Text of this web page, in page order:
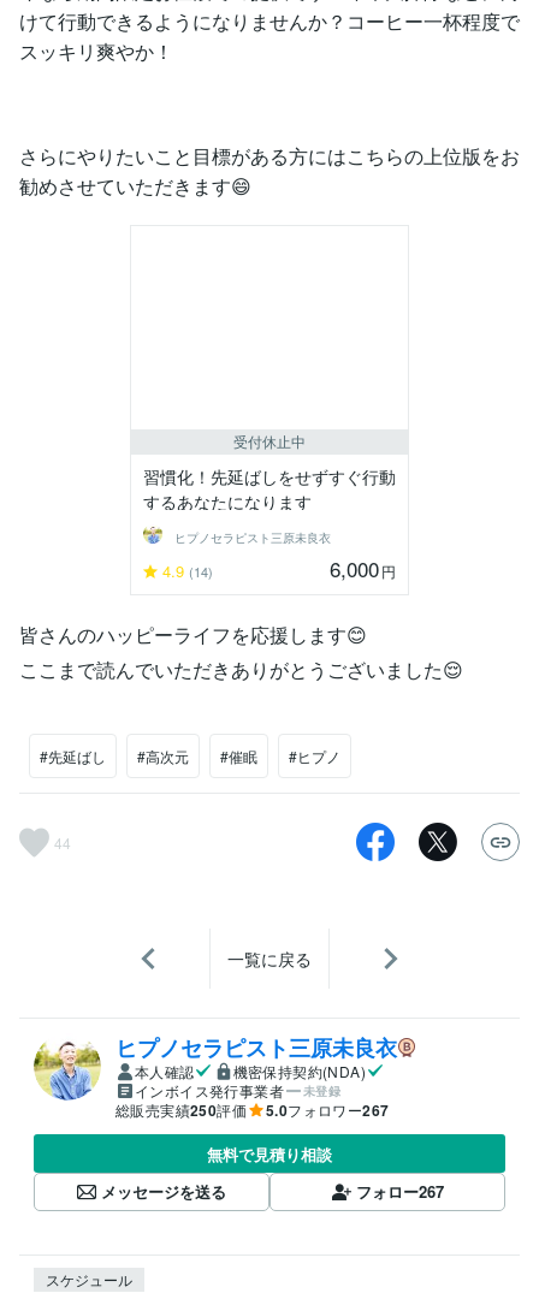
けて行動できるようになりませんか？コーヒー一杯程度で
スッキリ爽やか！
さらにやりたいこと目標がある方にはこちらの上位版をお
勧めさせていただきます😄
受付休止中
習慣化！先延ばしをせずすぐ行動
するあなたになります
ヒプノセラピスト三原未良衣
4.9 (14) 6,000円
皆さんのハッピーライフを応援します😊
ここまで読んでいただきありがとうございました😌
#先延ばし #高次元 #催眠 #ヒプノ
44
一覧に戻る
ヒプノセラピスト三原未良衣
本人確認
機密保持契約(NDA)
インボイス発行事業者
未登録
総販売実績250評価 5.0フォロワー267
無料で見積り相談
メッセージを送る
フォロー267
スケジュール